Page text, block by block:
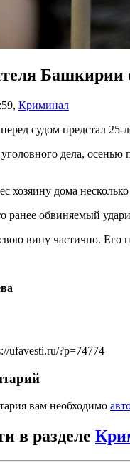
Башкирии
, Криминал
судом предстал
дела,
хозяину дома
ранее обвиняемый
вину частично. Его
ufavesti.ru/?p=74774
вам необходимо
в разделе